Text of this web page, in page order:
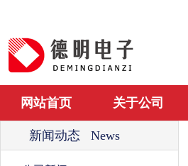
网站首页 关于公司
新闻动态 News